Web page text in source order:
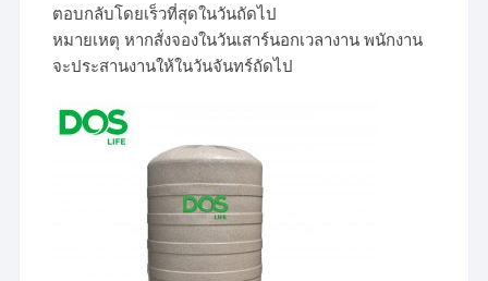
ตอบกลับโดยเร็วที่สุดในวันถัดไป
หมายเหตุ หากสั่งจองในวันเสาร์นอกเวลางาน พนักงาน
จะประสานงานให้ในวันจันทร์ถัดไป